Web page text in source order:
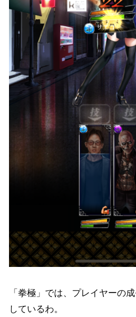
「拳極」では、プレイヤーの
しているわ。